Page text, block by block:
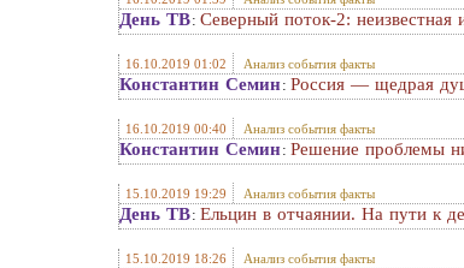
День ТВ: Северный поток-2:
16.10.2019 01:02 Анализ события факты
Константин Семин: Россия — щедрая
16.10.2019 00:40 Анализ события факты
Константин Семин: Решение проблемы
15.10.2019 19:29 Анализ события факты
День ТВ: Ельцин в отчаянии. На пути к
15.10.2019 18:26 Анализ события факты